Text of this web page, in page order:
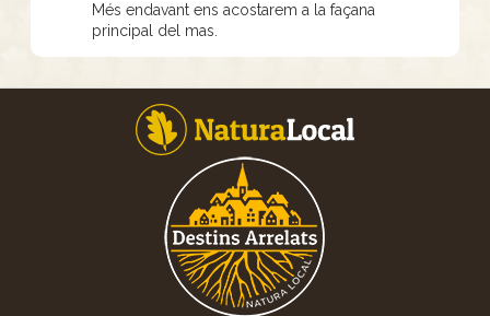
Més endavant ens acostarem a la façana
principal del mas.